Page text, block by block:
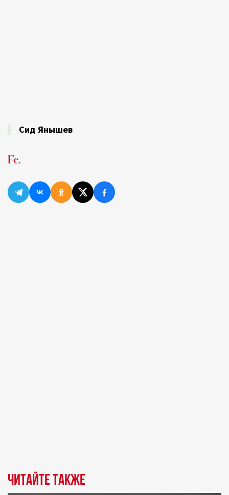
Сид Янышев
Читайте также